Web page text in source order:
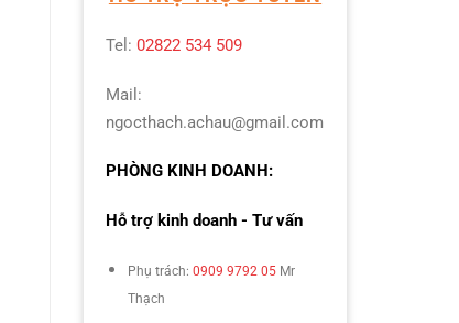
Tel: 02822 534 509
Mail:
ngocthach.achau@gmail.com
PHÒNG KINH DOANH:
Hỗ trợ kinh doanh - Tư vấn
Phụ trách: 0909 9792 05 Mr
Thạch